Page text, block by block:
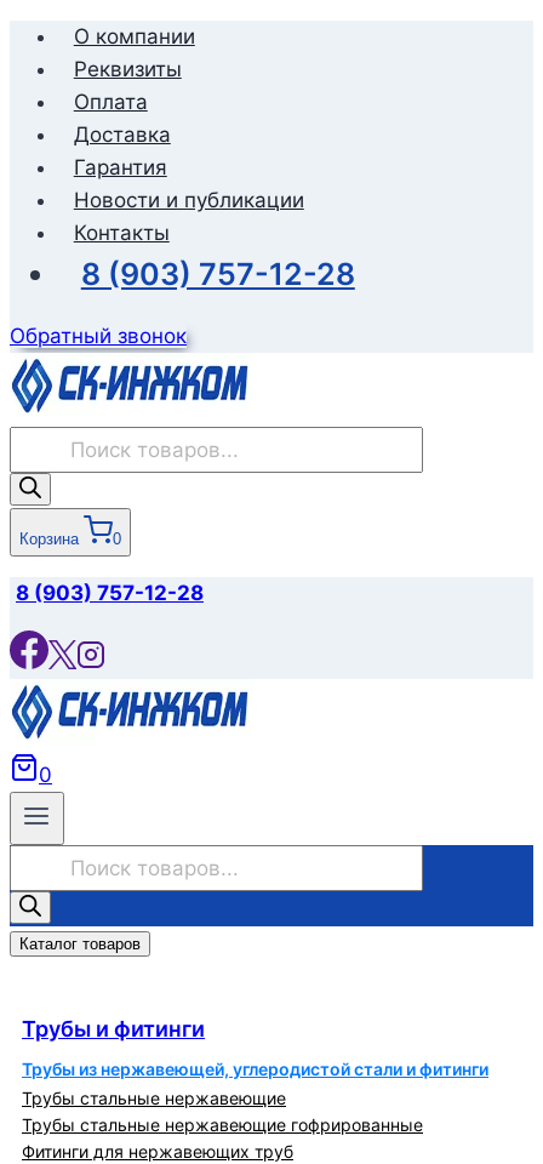
Перейти
содержимому
О компании
Реквизиты
Оплата
Доставка
Гарантия
Новости и публикации
Контакты
8 (903) 757-12-28
Обратный звонок
товаров
Корзина 0
8 (903) 757-12-28
0
товаров
Каталог товаров
Трубы и фитинги
Трубы из нержавеющей, углеродистой стали и фитинги
Трубы стальные нержавеющие
Трубы стальные нержавеющие гофрированные
Фитинги для нержавеющих труб